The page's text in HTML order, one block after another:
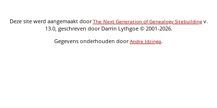
Deze site werd aangemaakt doorThe Next Generation of Genealogy Sitebuildingv.
13.0, geschreven door Darrin Lythgoe © 2001-2026.
Gegevens onderhouden doorAndre Idzinga.